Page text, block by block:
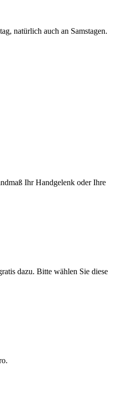
natürlich auch an Samstagen.
Ihr Handgelenk oder Ihre
dazu. Bitte wählen Sie diese